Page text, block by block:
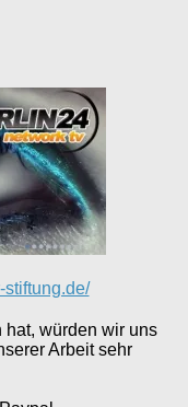
stiftung.de/
würden wir uns
Arbeit sehr